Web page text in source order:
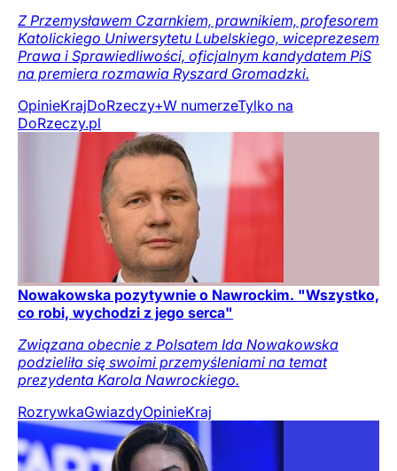
Z Przemysławem Czarnkiem, prawnikiem, profesorem
Katolickiego Uniwersytetu Lubelskiego, wiceprezesem
Prawa i Sprawiedliwości, oficjalnym kandydatem PiS
na premiera rozmawia Ryszard Gromadzki.
OpinieKrajDoRzeczy+W numerzeTylko na
DoRzeczy.pl
Nowakowska pozytywnie o Nawrockim. "Wszystko,
co robi, wychodzi z jego serca"
Związana obecnie z Polsatem Ida Nowakowska
podzieliła się swoimi przemyśleniami na temat
prezydenta Karola Nawrockiego.
RozrywkaGwiazdyOpinieKraj